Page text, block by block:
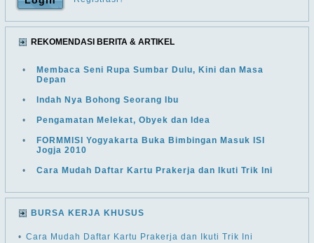
REKOMENDASI BERITA & ARTIKEL
•
Membaca Seni Rupa Sumbar Dulu, Kini dan Masa
Depan
• Indah Nya Bohong Seorang Ibu
• Pengamatan Melekat, Obyek dan Idea
•
FORMMISI Yogyakarta Buka Bimbingan Masuk ISI
Jogja 2010
• Cara Mudah Daftar Kartu Prakerja dan Ikuti Trik Ini
BURSA KERJA KHUSUS
• Cara Mudah Daftar Kartu Prakerja dan Ikuti Trik Ini